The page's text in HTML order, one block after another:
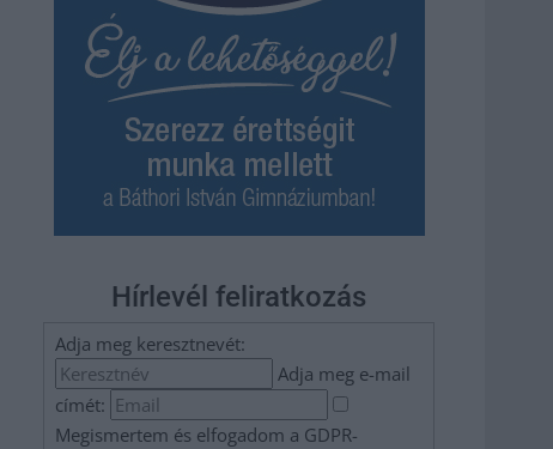
Hírlevél feliratkozás
Adja meg keresztnevét:
Adja meg e-mail
címét:
Megismertem és elfogadom a GDPR-